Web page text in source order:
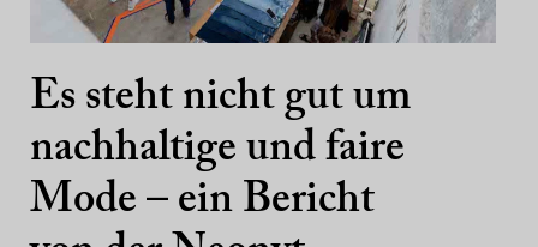
Es steht nicht gut um
nachhaltige und faire
Mode – ein Bericht